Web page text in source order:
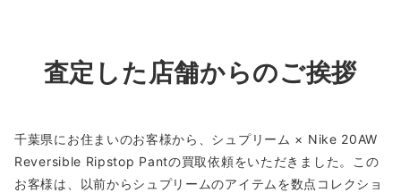
査定した店舗からのご挨拶
千葉県にお住まいのお客様から、シュプリーム × Nike 20AW
Reversible Ripstop Pantの買取依頼をいただきました。この
お客様は、以前からシュプリームのアイテムを数点コレクショ